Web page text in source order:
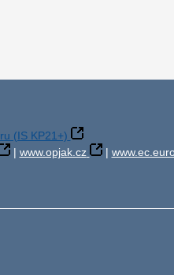
(IS KP21+)
| www.opjak.cz |